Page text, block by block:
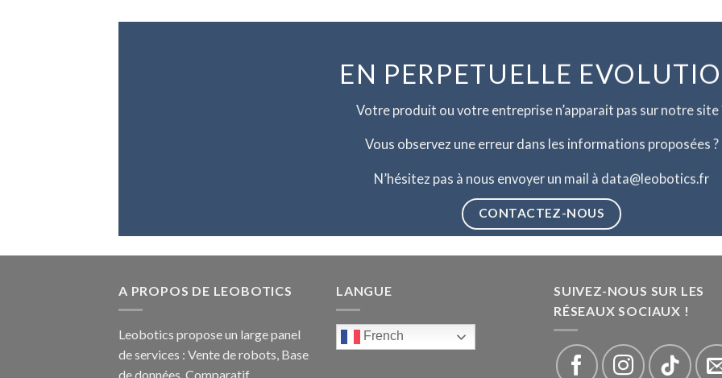
EN PERPETUELLE
Votre produit ou votre entreprise n’apparait pas sur notre site
Vous observez une erreur dans les informations proposées ?
N’hésitez pas à nous envoyer un mail à data@leobotics.fr
CONTACTEZ-NOUS
A PROPOS DE LEOBOTICS
Leobotics propose un large panel
de services : Vente de robots, Base
de données, Comparatif,
LANGUE
French
SUIVEZ-NOUS SUR LES
RÉSEAUX SOCIAUX !